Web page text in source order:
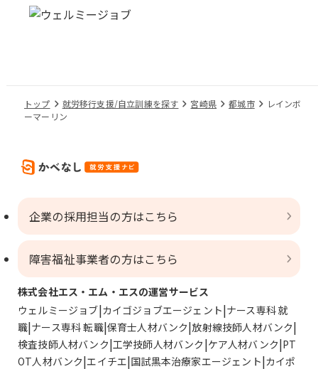
トップ 就労移行支援/自立訓練を探す 宮崎県 都城市
レインボ
ーマーリン
企業の採用担当の方はこちら
障害福祉事業者の方はこちら
株式会社エス・エム・エスの運営サービス
ウェルミージョブ カイゴジョブエージェント ナース専科 就
職 ナース専科 転職 保育士人材バンク 放射線技師人材バンク
検査技師人材バンク 工学技師人材バンク ケア人材バンク PT
OT人材バンク エイチエ 国試黒本治療家エージェント カイポ